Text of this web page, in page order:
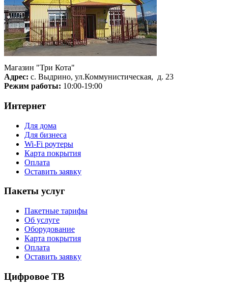
Магазин "Три Кота"
Адрес: с. Выдрино, ул.Коммунистическая, д. 23
Режим работы: 10:00-19:00
Интернет
Для дома
Для бизнеса
Wi-Fi роутеры
Карта покрытия
Оплата
Оставить заявку
Пакеты услуг
Пакетные тарифы
Об услуге
Оборудование
Карта покрытия
Оплата
Оставить заявку
Цифровое ТВ